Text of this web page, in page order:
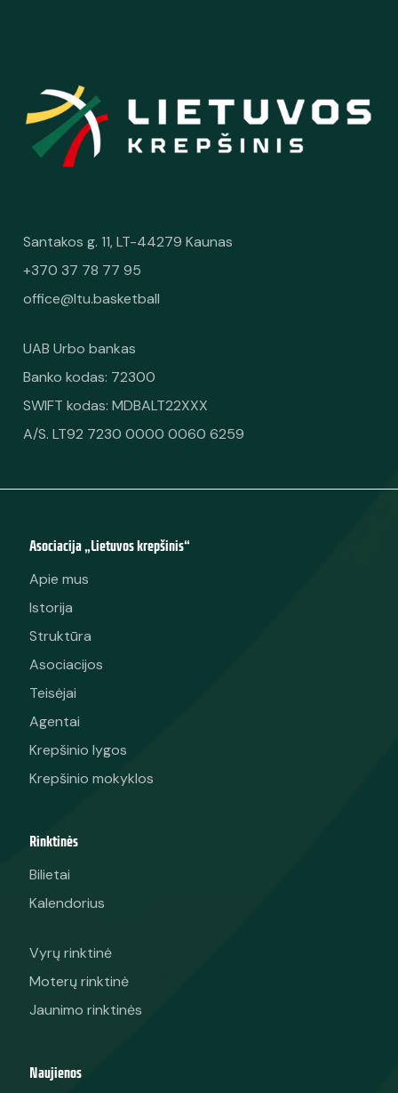
Santakos g. 11, LT-44279 Kaunas
+370 37 78 77 95
office@ltu.basketball
UAB Urbo bankas
Banko kodas: 72300
SWIFT kodas: MDBALT22XXX
A/S. LT92 7230 0000 0060 6259
Asociacija „Lietuvos krepšinis“
Apie mus
Istorija
Struktūra
Asociacijos
Teisėjai
Agentai
Krepšinio lygos
Krepšinio mokyklos
Rinktinės
Bilietai
Kalendorius
Vyrų rinktinė
Moterų rinktinė
Jaunimo rinktinės
Naujienos